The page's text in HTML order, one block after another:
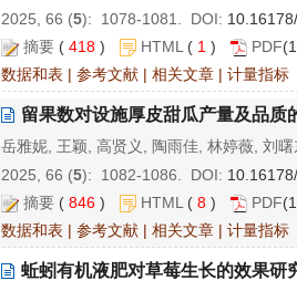
2025, 66 (5): 1078-1081. DOI:
摘要 ( 418 ) HTML ( 1 ) PDF
数据和表 | 参考文献 | 相关文章 | 计量指标
留果数对设施厚皮甜瓜产量及品质
岳雅妮, 王颖, 高贤义, 陶雨佳, 林婷薇, 刘
2025, 66 (5): 1082-1086. DOI:
摘要 ( 846 ) HTML ( 8 ) PDF
数据和表 | 参考文献 | 相关文章 | 计量指标
蚯蚓有机液肥对草莓生长的效果研